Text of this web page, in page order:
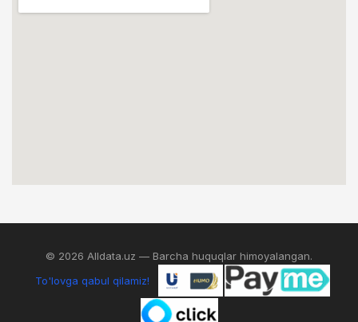
© 2026 Alldata.uz — Barcha huquqlar himoyalangan.
To'lovga qabul qilamiz!